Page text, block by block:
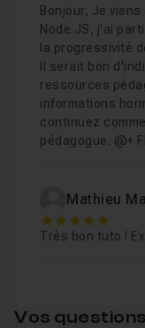
Les fichiers de
Leçon 9
Leçon 10
Chapitre 2 :
Bonjour, Je
Node.JS, j'ai
la progressivité
Il serait bon
ressources
informations
continuez
pédagogue. @+
Mathieu
5
Très bon tuto !
Vos